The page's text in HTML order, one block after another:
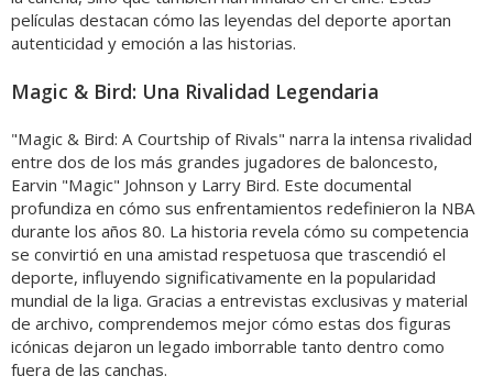
películas destacan cómo las leyendas del deporte aportan
autenticidad y emoción a las historias.
Magic & Bird: Una Rivalidad Legendaria
"Magic & Bird: A Courtship of Rivals" narra la intensa rivalidad
entre dos de los más grandes jugadores de baloncesto,
Earvin "Magic" Johnson y Larry Bird. Este documental
profundiza en cómo sus enfrentamientos redefinieron la NBA
durante los años 80. La historia revela cómo su competencia
se convirtió en una amistad respetuosa que trascendió el
deporte, influyendo significativamente en la popularidad
mundial de la liga. Gracias a entrevistas exclusivas y material
de archivo, comprendemos mejor cómo estas dos figuras
icónicas dejaron un legado imborrable tanto dentro como
fuera de las canchas.